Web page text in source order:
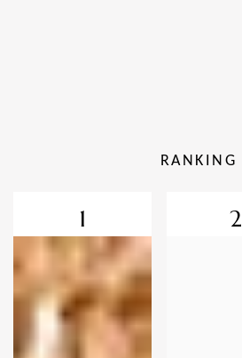
RANKING
1 2